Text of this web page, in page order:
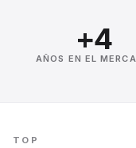
+4
AÑOS EN EL
TOP